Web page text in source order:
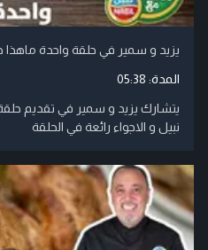
يزيد و سمير في حلقة واحدة
المدة: 05:38
يتشارك يزيد و سمير في تقديم
نبيل و الاجواء رائعة في الحلقة